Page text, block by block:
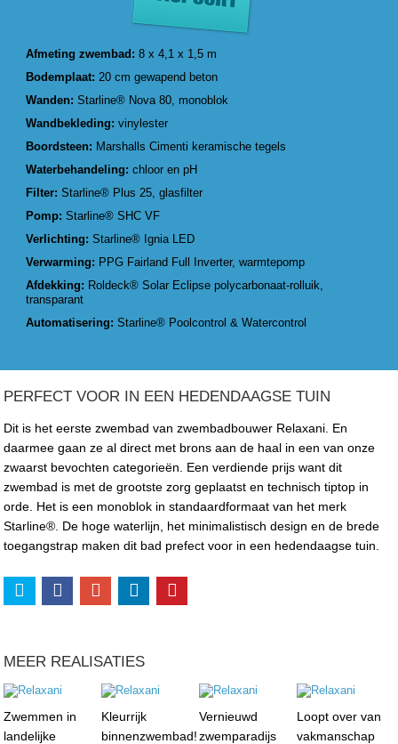
Afmeting zwembad:8 x 4,1 x 1,5 m
Bodemplaat: 20 cm gewapend beton
Wanden:Starline® Nova 80, monoblok
Wandbekleding:vinylester
Boordsteen: Marshalls Cimenti keramische tegels
Waterbehandeling:chloor en pH
Filter:Starline® Plus 25, glasfilter
Pomp:Starline® SHC VF
Verlichting: Starline® Ignia LED
Verwarming: PPG Fairland Full Inverter, warmtepomp
Afdekking: Roldeck® Solar Eclipse polycarbonaat-rolluik,
transparant
Automatisering:Starline® Poolcontrol & Watercontrol
PERFECT VOOR IN EEN HEDENDAAGSE TUIN
Dit is het eerste zwembad van zwembadbouwer Relaxani. En
daarmee gaan ze al direct met brons aan de haal in een van onze
zwaarst bevochten categorieën. Een verdiende prijs want dit
zwembad is met de grootste zorg geplaatst en technisch tiptop in
orde. Het is een monoblok in standaardformaat van het merk
Starline®. De hoge waterlijn, het minimalistisch design en de brede
toegangstrap maken dit bad prefect voor in een hedendaagse tuin.
MEER REALISATIES
Zwemmen in
landelijke
Kleurrijk
binnenzwembad!
Vernieuwd
zwemparadijs
Loopt over van
vakmanschap